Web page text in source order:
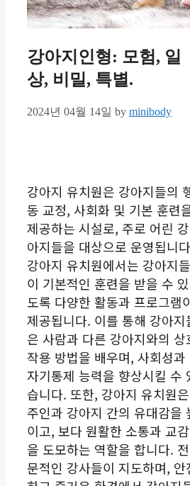
강아지인형: 모험, 일
상, 비밀, 특별.
2024년 04월 14일 by minibody
강아지 유치원은 강아지들의
동 교정, 사회화 및 기본 훈련
제공하는 시설로, 주로 어린 강
아지들을 대상으로 운영됩니
강아지 유치원에서는 강아지들
이 기본적인 훈련을 받을 수 있
도록 다양한 활동과 프로그램
제공됩니다. 이를 통해 강아지
은 사람과 다른 강아지와의 상
작용 방법을 배우며, 사회성과
자기통제 능력을 향상시킬 수
습니다. 또한, 강아지 유치원은
주인과 강아지 간의 유대감을
이고, 보다 원활한 소통과 교감
을 도모하는 역할을 합니다. 전
문적인 강사들이 지도하며, 안